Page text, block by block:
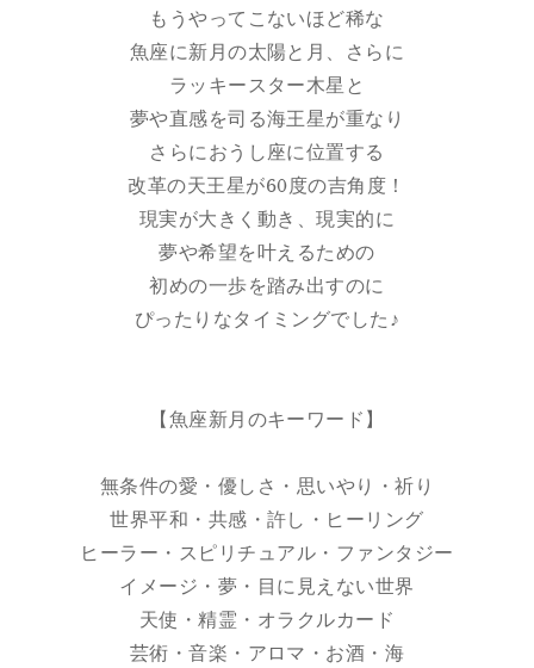
もうやってこないほど稀な
魚座に新月の太陽と月、さらに
ラッキースター木星と
夢や直感を司る海王星が重なり
さらにおうし座に位置する
改革の天王星が60度の吉角度！
現実が大きく動き、現実的に
夢や希望を叶えるための
初めの一歩を踏み出すのに
ぴったりなタイミングでした♪
【魚座新月のキーワード】
無条件の愛・優しさ・思いやり・祈り
世界平和・共感・許し・ヒーリング
ヒーラー・スピリチュアル・ファンタジー
イメージ・夢・目に見えない世界
天使・精霊・オラクルカード
芸術・音楽・アロマ・お酒・海